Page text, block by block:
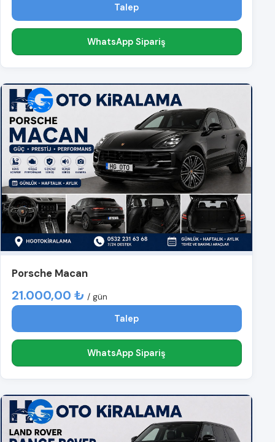
Talep
WhatsApp Sipariş
Porsche Macan
21.000,00 ₺ / gün
Talep
WhatsApp Sipariş